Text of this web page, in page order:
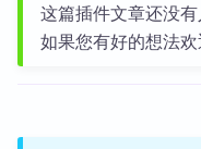
这篇插件文章还没
如果您有好的想法欢